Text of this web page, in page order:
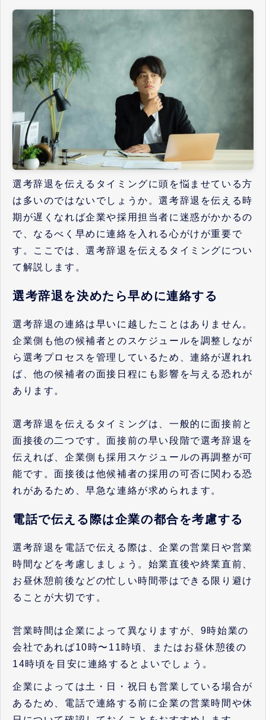
選考辞退を伝えるタイミングに頭を悩ませている方
は多いのではないでしょうか。選考辞退を伝える時
期が遅くなれば企業や採用担当者に迷惑がかかるの
で、なるべく早めに連絡を入れる心がけが重要で
す。ここでは、選考辞退を伝えるタイミングについ
て解説します。
選考辞退を決めたら早めに連絡する
選考辞退の連絡は早いに越したことはありません。
企業側も他の候補者とのスケジュールを調整しなが
ら選考プロセスを管理しているため、連絡が遅れれ
ば、他の候補者の面接日程にも影響を与える恐れが
あります。
選考辞退を伝えるタイミングは、一般的に面接前と
面接後の二つです。面接前の早い段階で選考辞退を
伝えれば、企業側も採用スケジュールの再調整が可
能です。面接後は他候補者の採用の可否に関わる恐
れがあるため、早急な連絡が求められます。
電話で伝える際は企業の都合を考慮する
選考辞退を電話で伝える際は、企業の営業日や営業
時間などを考慮しましょう。始業直後や終業直前、
お昼休憩前後などの忙しい時間帯はできる限り避け
ることが大切です。
営業時間は企業によって異なりますが、9時始業の
会社であれば10時〜11時頃、またはお昼休憩後の
14時頃を目安に連絡するとよいでしょう。
企業によっては土・日・祝日も営業している場合が
あるため、電話で連絡する前に企業の営業時間や休